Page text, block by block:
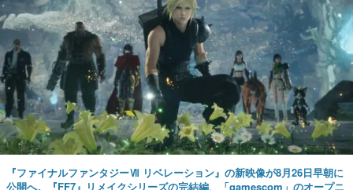
『ファイナルファンタジーⅦ リベレーション』の新映像が8月26日早朝に
公開へ。『FF7』リメイクシリーズの完結編、「gamescom」のオープニ